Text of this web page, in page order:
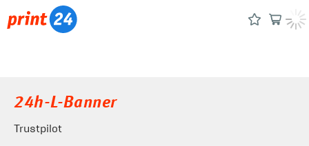
24h-L-Banner
Trustpilot